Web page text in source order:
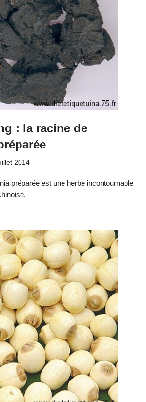
: la racine de
2014
préparée est une herbe incontournable